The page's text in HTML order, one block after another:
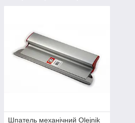
Шпатель механічний Olejnik